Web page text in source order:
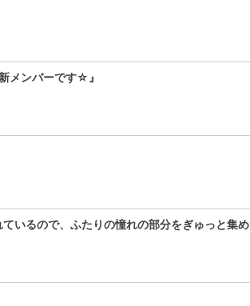
メンバーです☆』
いるので、ふたりの憧れの部分をぎゅっと集め